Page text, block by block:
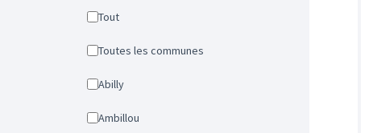
Tout
Toutes les communes
Abilly
Ambillou